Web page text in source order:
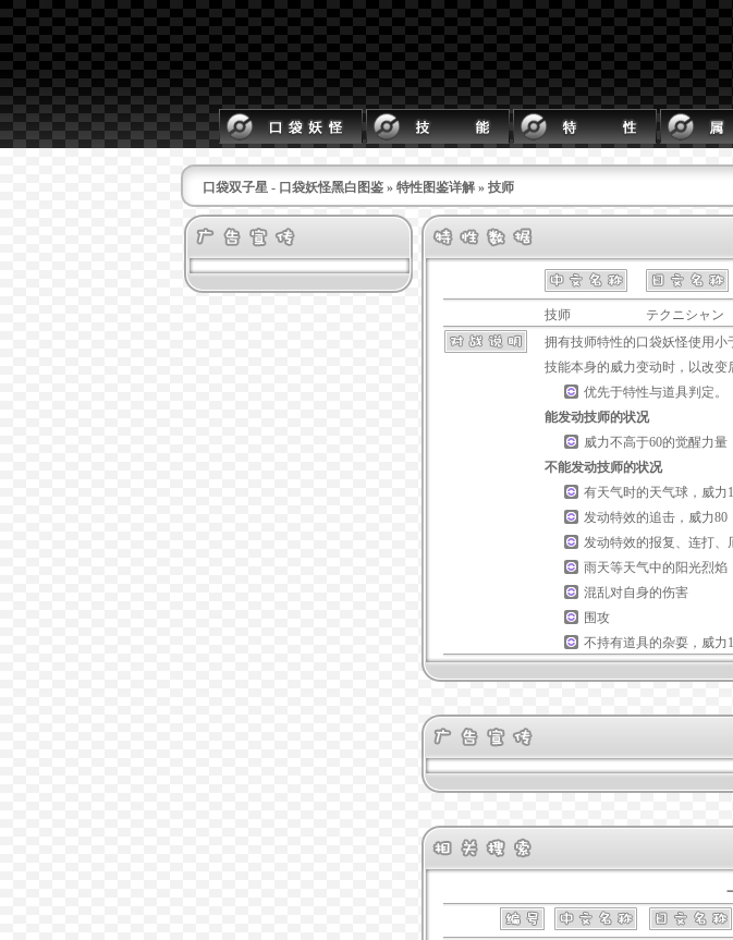
口袋双子星 - 口袋妖怪黑白图鉴 » 特性图鉴详解 » 技师
技师 テクニシャン
拥有技师特性的口袋妖怪使用小
技能本身的威力变动时，以改变
优先于特性与道具判定。
能发动技师的状况
威力不高于60的觉醒力量
不能发动技师的状况
有天气时的天气球 ，威力
发动特效的追击 ，威力80
发动特效的报复、 连打、
雨天等天气中的 阳光烈焰
混乱对自身的伤害
围攻
不持有道具的杂耍 ，威力